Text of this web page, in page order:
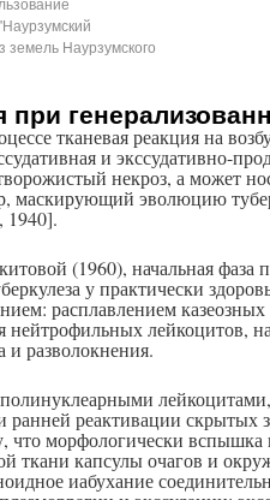
земель Наурзумского
при
тканевая реакция на
и экссудативно-
некроз, а может
маскирующий эволюцию
(1960), начальная фаза
у практически
расплавлением
нейтрофильных лейкоцитов,
и разволокнения.
ранней реактивации
что морфологически вспышка
ткани капсулы очагов и
иабухание